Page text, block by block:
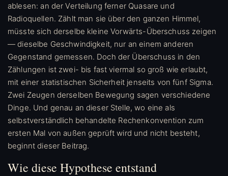
ablesen: an der Verteilung ferner Quasare und
Radioquellen. Zählt man sie über den ganzen Himmel,
müsste sich derselbe kleine Vorwärts-Überschuss zeigen
— dieselbe Geschwindigkeit, nur an einem anderen
Gegenstand gemessen. Doch der Überschuss in den
Zählungen ist zwei- bis fast viermal so groß wie erlaubt,
mit einer statistischen Sicherheit jenseits von fünf Sigma.
Zwei Zeugen derselben Bewegung sagen verschiedene
Dinge. Und genau an dieser Stelle, wo eine als
selbstverständlich behandelte Rechenkonvention zum
ersten Mal von außen geprüft wird und nicht besteht,
beginnt dieser Beitrag.
Wie diese Hypothese entstand